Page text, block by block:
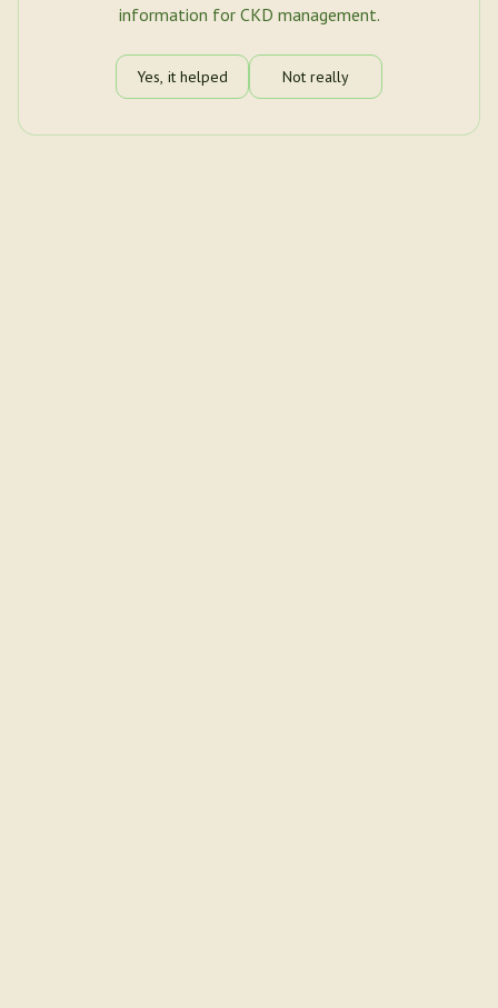
information for CKD management.
Yes, it helped Not really